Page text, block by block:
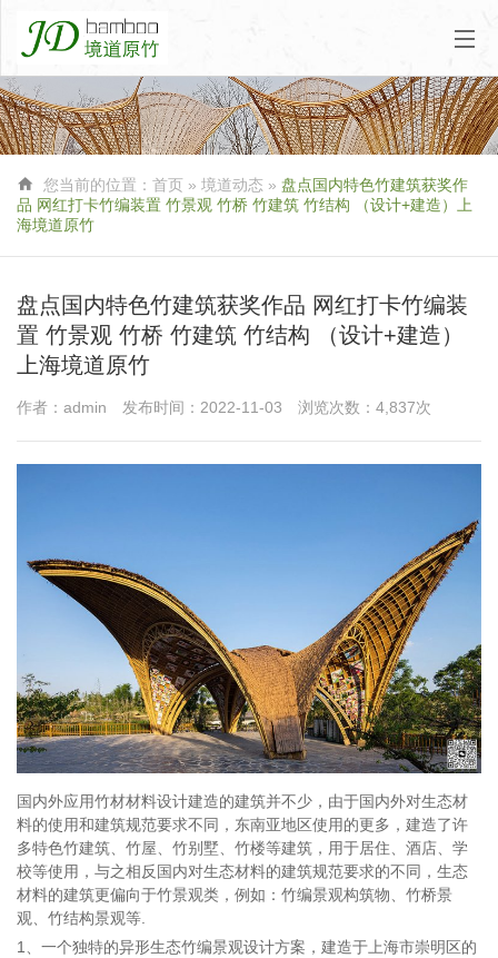
 您当前的位置： 首页 » 境道动态 » 盘点国内特色竹建筑获奖作
品 网红打卡竹编装置 竹景观 竹桥 竹建筑 竹结构 （设计+建造）上
海境道原竹
盘点国内特色竹建筑获奖作品 网红打卡竹编装
置 竹景观 竹桥 竹建筑 竹结构 （设计+建造）
上海境道原竹
作者：admin 发布时间：2022-11-03 浏览次数：4,837次
国内外应用竹材材料设计建造的建筑并不少，由于国内外对生态材
料的使用和建筑规范要求不同，东南亚地区使用的更多，建造了许
多特色竹建筑、竹屋、竹别墅、竹楼等建筑，用于居住、酒店、学
校等使用，与之相反国内对生态材料的建筑规范要求的不同，生态
材料的建筑更偏向于竹景观类，例如：竹编景观构筑物、竹桥景
观、竹结构景观等.
1、一个独特的异形生态竹编景观设计方案，建造于上海市崇明区的